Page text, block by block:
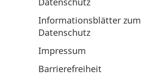
Informationsblätter zum
Datenschutz
Impressum
Barrierefreiheit